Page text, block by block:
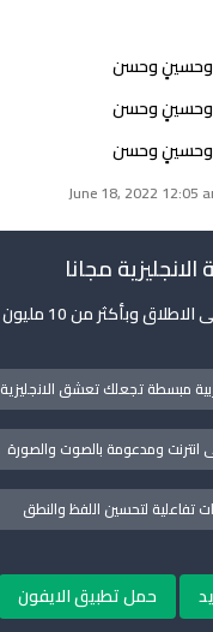
وحسينٍ وحسن
وحسينٍ وحسن
وحسينٍ وحسن
مجانا
وبأكثر من 10 مليون تحميل
مبسطة تجعلك تعشق الانجليزية
انترنت ومدعومة بالصوت والصورة
حمل تطبيق الايفون